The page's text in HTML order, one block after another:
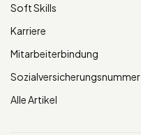
Soft Skills
Karriere
Mitarbeiterbindung
Sozialversicherungsnummer
Alle Artikel